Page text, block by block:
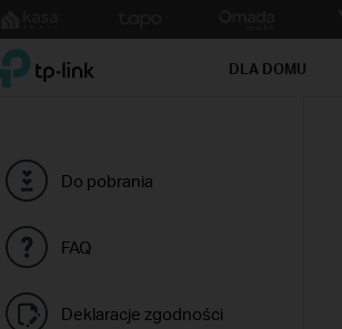
TP-Link, Reliably Smart DLA DOMU
Do pobrania
FAQ
Deklaracje zgodności